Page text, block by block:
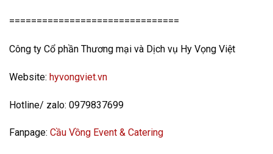
===============================
Công ty Cổ phần Thương mại và Dịch vụ Hy Vọng Việt
Website: hyvongviet.vn
Hotline/ zalo: 0979837699
Fanpage: Cầu Vồng Event & Catering